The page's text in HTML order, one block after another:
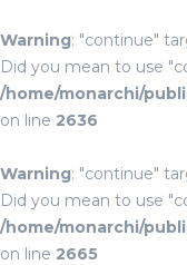
Warning: "continue"
Did you mean to use
/home/monarchi/
on line 2636
Warning: "continue"
Did you mean to use
/home/monarchi/
on line 2665